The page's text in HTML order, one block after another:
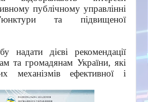
публічному управлінні
та підвищеної
надати дієві рекомендації
та громадянам України, які
механізмів ефективної і